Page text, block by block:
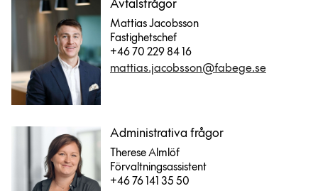
Avtalsfrågor
Mattias Jacobsson
Fastighetschef
+46 70 229 84 16
mattias.jacobsson@fabege.se
Administrativa frågor
Therese Almlöf
Förvaltningsassistent
+46 76 141 35 50